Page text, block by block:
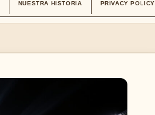
NUESTRA HISTORIA PRIVACY POLICY